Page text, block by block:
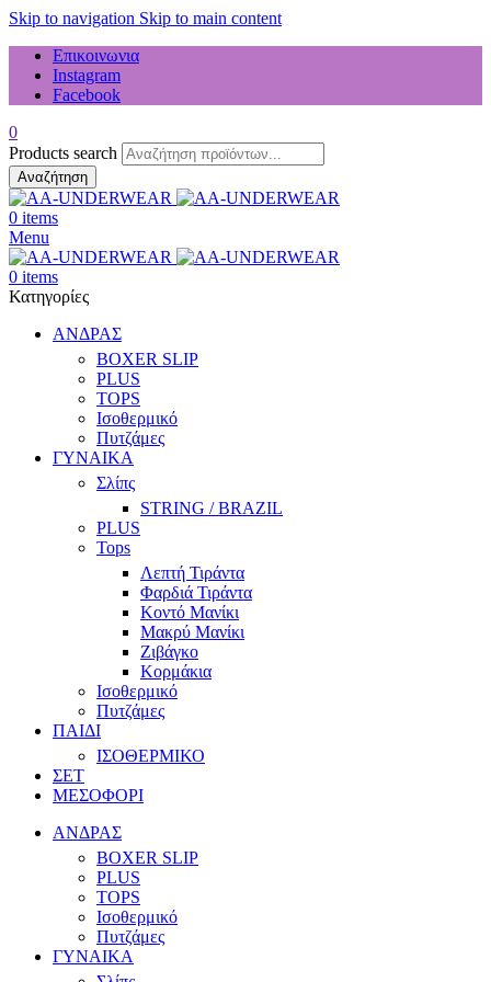
Skip to navigation Skip to main content
Επικοινωνια
Instagram
Facebook
0
Products search
Αναζήτηση
0 items
Menu
0 items
Κατηγορίες
ΑΝΔΡΑΣ
BOXER SLIP
PLUS
TOPS
Ισοθερμικό
Πυτζάμες
ΓΥΝΑΙΚΑ
Σλίπς
STRING / BRAZIL
PLUS
Tops
Λεπτή Τιράντα
Φαρδιά Τιράντα
Κοντό Μανίκι
Μακρύ Μανίκι
Ζιβάγκο
Κορμάκια
Ισοθερμικό
Πυτζάμες
ΠΑΙΔΙ
ΙΣΟΘΕΡΜΙΚΟ
ΣΕΤ
ΜΕΣΟΦΟΡΙ
ΑΝΔΡΑΣ
BOXER SLIP
PLUS
TOPS
Ισοθερμικό
Πυτζάμες
ΓΥΝΑΙΚΑ